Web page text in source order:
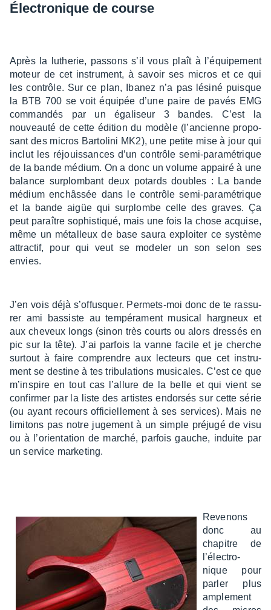
Élec­tro­nique de course
Après la luthe­rie, passons s’il vous plaît à l’équi­pe­ment
moteur de cet instru­ment, à savoir ses micros et ce qui
les contrôle. Sur ce plan, Ibanez n’a pas lésiné puisque
la BTB 700 se voit équi­pée d’une paire de pavés EMG
comman­dés par un égali­seur 3 bandes. C’est la
nouveauté de cette édition du modèle (l’an­cienne propo­
sant des micros Barto­lini MK2), une petite mise à jour qui
inclut les réjouis­sances d’un contrôle semi-para­mé­trique
de la bande médium. On a donc un volume appairé à une
balance surplom­bant deux potards doubles : La bande
médium enchâs­sée dans le contrôle semi-para­mé­trique
et la bande aigüe qui surplombe celle des graves. Ça
peut paraître sophis­tiqué, mais une fois la chose acquise,
même un métal­leux de base saura exploi­ter ce système
attrac­tif, pour qui veut se mode­ler un son selon ses
envies.
J’en vois déjà s’of­fusquer. Permets-moi donc de te rassu­
rer ami bassiste au tempé­ra­ment musi­cal hargneux et
aux cheveux longs (sinon très courts ou alors dres­sés en
pic sur la tête). J’ai parfois la vanne facile et je cherche
surtout à faire comprendre aux lecteurs que cet instru­
ment se destine à tes tribu­la­tions musi­cales. C’est ce que
m’ins­pire en tout cas l’al­lure de la belle et qui vient se
confir­mer par la liste des artistes endor­sés sur cette série
(ou ayant recours offi­ciel­le­ment à ses services). Mais ne
limi­tons pas notre juge­ment à un simple préjugé de visu
ou à l’orien­ta­tion de marché, parfois gauche, induite par
un service marke­ting.
Reve­nons
donc au
chapitre de
l’élec­tro­
nique pour
parler plus
ample­ment